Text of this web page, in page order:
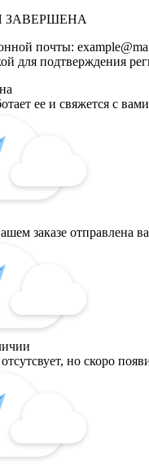
ЗАВЕРШЕНА
почты:
для подтверждения
ее и свяжется с
заказе отправлена
но скоро